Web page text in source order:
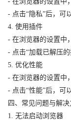
- 点击“隐私”后，可
4. 使用插件
- 在浏览器的设置中
- 点击“加载已解压
5. 优化性能
- 在浏览器的设置中
- 点击“性能”后，可
四、常见问题与解
1. 无法启动浏览器